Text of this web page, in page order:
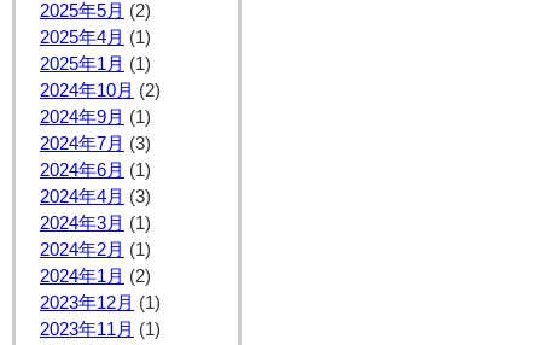
2025年5月 (2)
2025年4月 (1)
2025年1月 (1)
2024年10月 (2)
2024年9月 (1)
2024年7月 (3)
2024年6月 (1)
2024年4月 (3)
2024年3月 (1)
2024年2月 (1)
2024年1月 (2)
2023年12月 (1)
2023年11月 (1)